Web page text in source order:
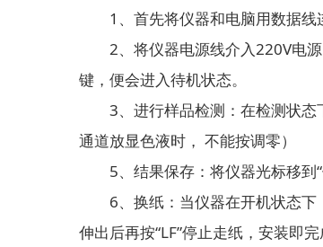
1、首先将仪器和电脑用数据线
2、将仪器电源线介入220V电源
键，便会进入待机状态。
3、进行样品检测：在检测状态
通道放显色液时， 不能按调零）
5、结果保存：将仪器光标移到“
6、换纸：当仪器在开机状态下，
伸出后再按“LF”停止走纸，安装即完